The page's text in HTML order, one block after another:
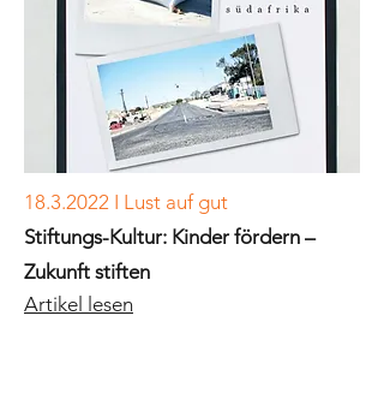
18.3.2022 I Lust auf gut
Stiftungs-Kultur: Kinder fördern –
Zukunft stiften
Artikel lesen